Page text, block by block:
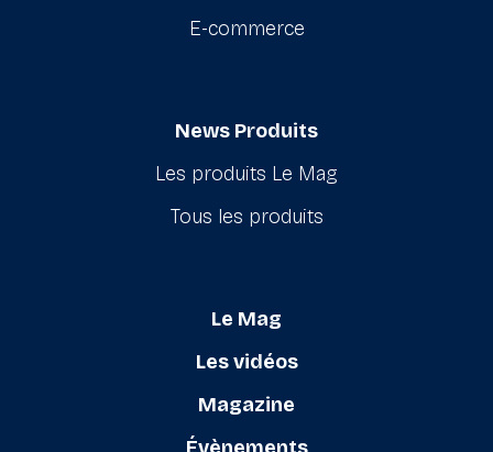
E-commerce
News Produits
Les produits Le Mag
Tous les produits
Le Mag
Les vidéos
Magazine